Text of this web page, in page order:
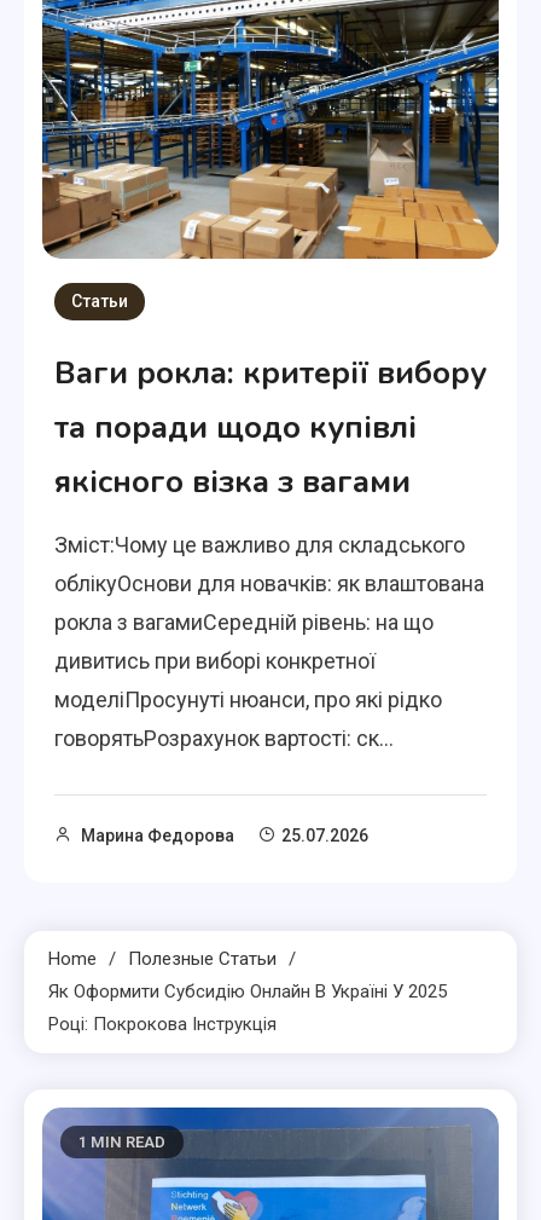
Статьи
Ваги рокла: критерії вибору
та поради щодо купівлі
якісного візка з вагами
Зміст:Чому це важливо для складського
облікуОснови для новачків: як влаштована
рокла з вагамиСередній рівень: на що
дивитись при виборі конкретної
моделіПросунуті нюанси, про які рідко
говорятьРозрахунок вартості: ск...
Марина Федорова 25.07.2026
Home
Полезные Статьи
Як Оформити Субсидію Онлайн В Україні У 2025
Році: Покрокова Інструкція
1 MIN READ